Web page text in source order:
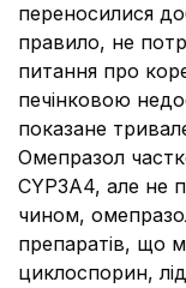
переносилися
правило, не
питання про
печінковою
показане
Омепразол
CYP3A4, але не
чином,
препаратів, що
циклоспорин,